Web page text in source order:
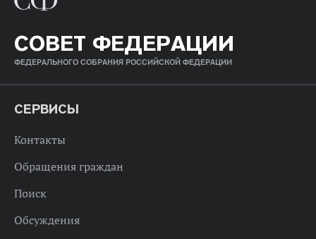
СОВЕТ ФЕДЕРАЦИИ
ФЕДЕРАЛЬНОГО СОБРАНИЯ РОССИЙСКОЙ ФЕДЕРАЦИИ
СЕРВИСЫ
Контакты
Обращения граждан
Поиск
Обсуждения